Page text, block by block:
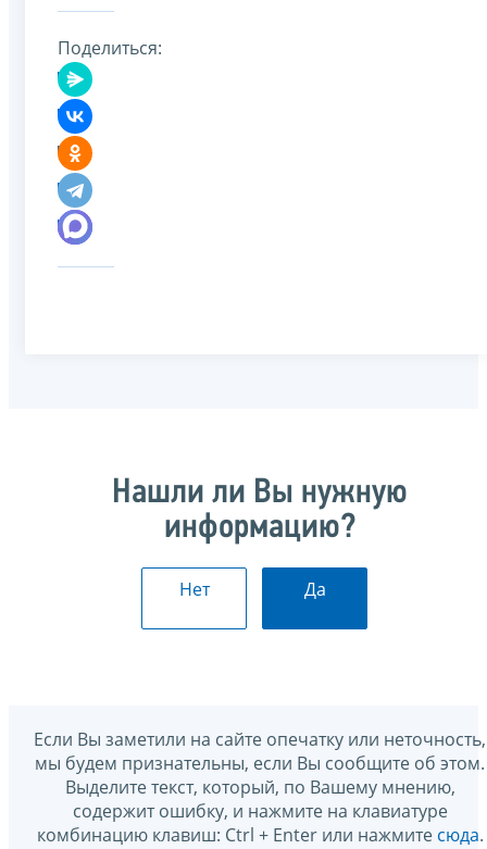
Поделиться:
Нашли ли Вы нужную
информацию?
Нет Да
Если Вы заметили на сайте опечатку или неточность,
мы будем признательны, если Вы сообщите об этом.
Выделите текст, который, по Вашему мнению,
содержит ошибку, и нажмите на клавиатуре
комбинацию клавиш: Ctrl + Enter или нажмите сюда.